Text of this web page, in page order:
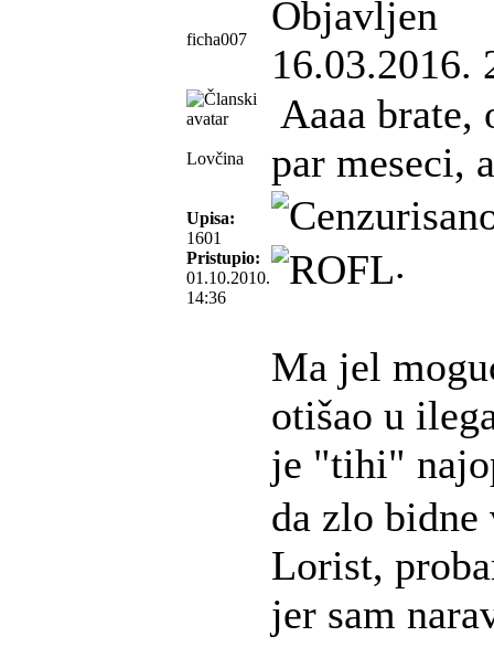
ficha007
Objavljen
16.03.2016.
Lovčina
Upisa:
1601
Pristupio:
01.10.2010.
14:36
Aaaa brate,
par meseci,
.
Ma jel
otišao u
je "tihi"
da zlo bidne
Lorist,
jer sam